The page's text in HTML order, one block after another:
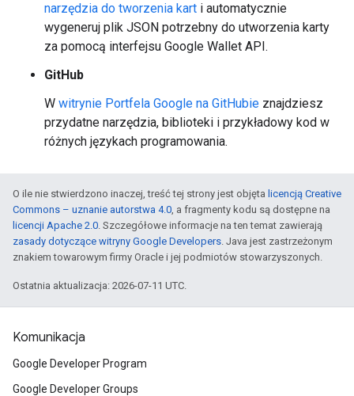
narzędzia do tworzenia kart i automatycznie
wygeneruj plik JSON potrzebny do utworzenia karty
za pomocą interfejsu Google Wallet API.
GitHub
W witrynie Portfela Google na GitHubie znajdziesz
przydatne narzędzia, biblioteki i przykładowy kod w
różnych językach programowania.
O ile nie stwierdzono inaczej, treść tej strony jest objęta licencją Creative
Commons – uznanie autorstwa 4.0, a fragmenty kodu są dostępne na
licencji Apache 2.0. Szczegółowe informacje na ten temat zawierają
zasady dotyczące witryny Google Developers. Java jest zastrzeżonym
znakiem towarowym firmy Oracle i jej podmiotów stowarzyszonych.
Ostatnia aktualizacja: 2026-07-11 UTC.
Komunikacja
Google Developer Program
Google Developer Groups